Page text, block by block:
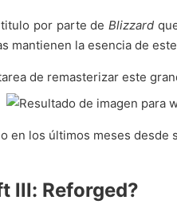
por parte deBlizzard
mantienen la esencia de
de remasterizar este
en los últimos meses
lll: Reforged?